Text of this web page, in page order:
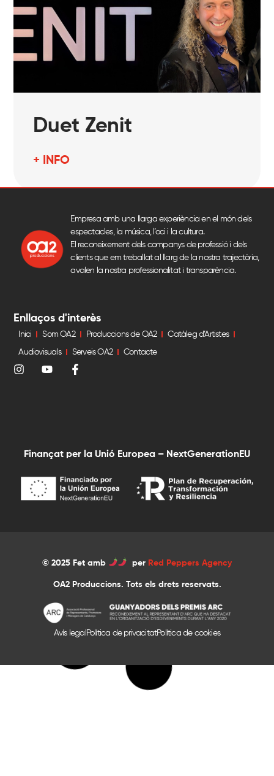
Duet Zenit
+ INFO
Glacé
Empresa amb una llarga experiència en el món dels
espectacles, la música, l’oci i la cultura.
El reconeixement dels companys de professió i dels
clients que em treballat al llarg de la nostra trajectòria,
avalen la nostra professionalitat i transparència.
Enllaços d'interès
Inici Som OA2 Produccions de OA2 Catàleg d’Artistes
Audiovisuals Serveis OA2 Contacte
Finançat per la Unió Europea – NextGenerationEU
© 2025 Fet amb per Red Peppers Agency
OA2 Produccions. Tots els drets reservats.
Avís legal Política de privacitatPolítica de cookies